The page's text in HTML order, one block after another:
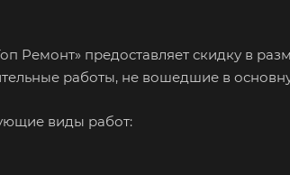
предоставляет скидку в
работы, не вошедшие в
виды работ: